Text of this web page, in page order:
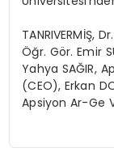
TANRIVERMİŞ,
Öğr. Gör. Emir
Yahya SAĞIR,
(CEO), Erkan
Apsiyon Ar-Ge